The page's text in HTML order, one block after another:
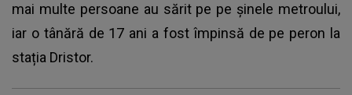
mai multe persoane au sărit pe pe șinele metroului,
iar o tânără de 17 ani a fost împinsă de pe peron la
stația Dristor.